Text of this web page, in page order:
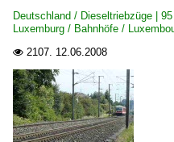
Deutschland / Dieseltriebzüge |
Luxemburg / Bahnhöfe /
 2107. 12.06.2008